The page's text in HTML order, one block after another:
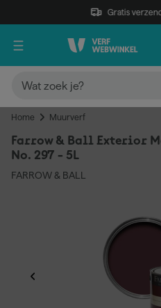
Gratis
Home Muurverf
Farrow & Ball Exterior
No. 297 - 5L
FARROW & BALL